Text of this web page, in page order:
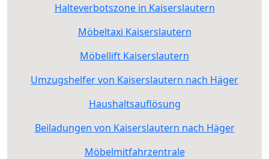
Halteverbotszone in Kaiserslautern
Möbeltaxi Kaiserslautern
Möbellift Kaiserslautern
Umzugshelfer von Kaiserslautern nach Häger
Haushaltsauflösung
Beiladungen von Kaiserslautern nach Häger
Möbelmitfahrzentrale